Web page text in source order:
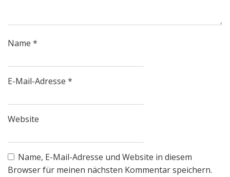
Name *
E-Mail-Adresse *
Website
Name, E-Mail-Adresse und Website in diesem
Browser für meinen nächsten Kommentar speichern.